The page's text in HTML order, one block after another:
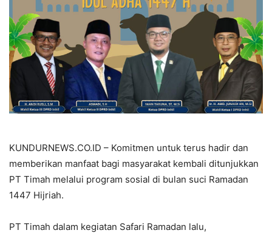
KUNDURNEWS.CO.ID – Komitmen untuk terus hadir dan
memberikan manfaat bagi masyarakat kembali ditunjukkan
PT Timah melalui program sosial di bulan suci Ramadan
1447 Hijriah.
PT Timah dalam kegiatan Safari Ramadan lalu,